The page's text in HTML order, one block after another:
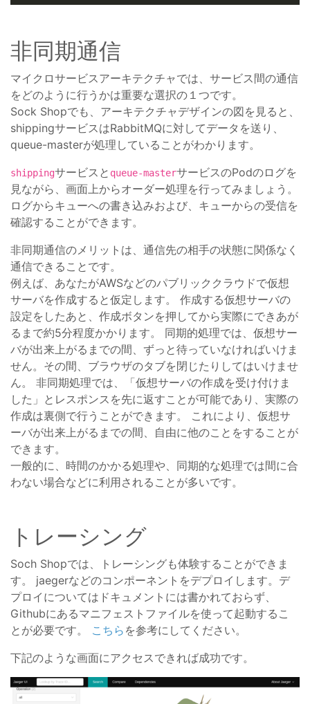
非同期通信
マイクロサービスアーキテクチャでは、サービス間の通信
をどのように行うかは重要な選択の１つです。
Sock Shopでも、アーキテクチャデザインの図を見ると、
shippingサービスはRabbitMQに対してデータを送り、
queue-masterが処理していることがわかります。
shippingサービスと queue-masterサービスのPodのログを
見ながら、画面上からオーダー処理を行ってみましょう。
ログからキューへの書き込みおよび、キューからの受信を
確認することができます。
非同期通信のメリットは、通信先の相手の状態に関係なく
通信できることです。
例えば、あなたがAWSなどのパブリッククラウドで仮想
サーバを作成すると仮定します。 作成する仮想サーバの
設定をしたあと、作成ボタンを押してから実際にできあが
るまで約5分程度かかります。 同期的処理では、仮想サー
バが出来上がるまでの間、ずっと待っていなければいけま
せん。その間、ブラウザのタブを閉じたりしてはいけませ
ん。 非同期処理では、「仮想サーバの作成を受け付けま
した」とレスポンスを先に返すことが可能であり、実際の
作成は裏側で行うことができます。 これにより、仮想サ
ーバが出来上がるまでの間、自由に他のことをすることが
できます。
一般的に、時間のかかる処理や、同期的な処理では間に合
わない場合などに利用されることが多いです。
トレーシング
Soch Shopでは、トレーシングも体験することができま
す。 jaegerなどのコンポーネントをデプロイします。デ
プロイについてはドキュメントには書かれておらず、
Githubにあるマニフェストファイルを使って起動するこ
とが必要です。 こちら を参考にしてください。
下記のような画面にアクセスできれば成功です。